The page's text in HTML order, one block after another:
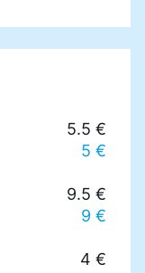
5.5 €
5 €
9.5 €
9 €
4 €